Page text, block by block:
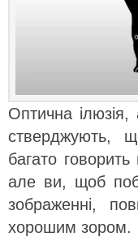
Оптична ілюзія,
стверджують,
багато
але ви, щоб
зображенні,
хорошим зором.